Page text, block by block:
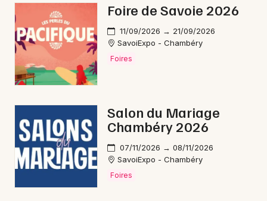
73 - Savoie
Choisir mes départements
Je m'abonne
Foire de Savoie 2026
11/09/2026 → 21/09/2026
SavoiExpo - Chambéry
Foires
Salon du Mariage
Chambéry 2026
07/11/2026 → 08/11/2026
SavoiExpo - Chambéry
Foires